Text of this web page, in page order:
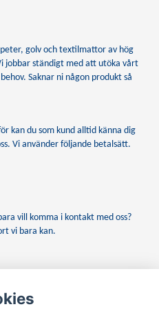
golv och textilmattor av hög
jobbar ständigt med att utöka vårt
Saknar ni någon produkt så
kan du som kund alltid känna dig
Vi använder följande betalsätt.
vill komma i kontakt med oss?
vi bara kan.